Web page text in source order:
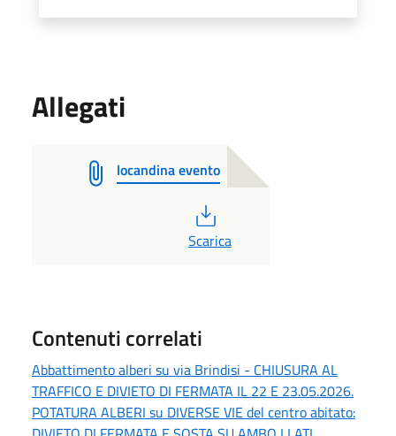
Allegati
locandina evento
Scarica
Contenuti correlati
Abbattimento alberi su via Brindisi - CHIUSURA AL
TRAFFICO E DIVIETO DI FERMATA IL 22 E 23.05.2026.
POTATURA ALBERI su DIVERSE VIE del centro abitato: